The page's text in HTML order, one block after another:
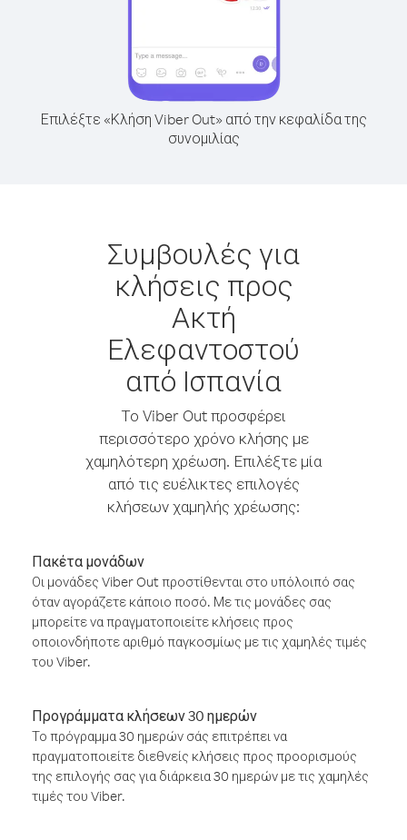
Επιλέξτε «Κλήση Viber Out» από την κεφαλίδα της
συνομιλίας
Συμβουλές για
κλήσεις προς
Ακτή
Ελεφαντοστού
από Ισπανία
Το Viber Out προσφέρει
περισσότερο χρόνο κλήσης με
χαμηλότερη χρέωση. Επιλέξτε μία
από τις ευέλικτες επιλογές
κλήσεων χαμηλής χρέωσης:
Πακέτα μονάδων
Οι μονάδες Viber Out προστίθενται στο υπόλοιπό σας
όταν αγοράζετε κάποιο ποσό. Με τις μονάδες σας
μπορείτε να πραγματοποιείτε κλήσεις προς
οποιονδήποτε αριθμό παγκοσμίως με τις χαμηλές τιμές
του Viber.
Προγράμματα κλήσεων 30 ημερών
Το πρόγραμμα 30 ημερών σάς επιτρέπει να
πραγματοποιείτε διεθνείς κλήσεις προς προορισμούς
της επιλογής σας για διάρκεια 30 ημερών με τις χαμηλές
τιμές του Viber.